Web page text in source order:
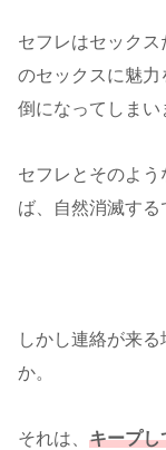
セフレはセック
のセックスに魅
倒になってしまい
セフレとそのよ
ば、自然消滅する
しかし連絡が来
か。
それは、 キープし